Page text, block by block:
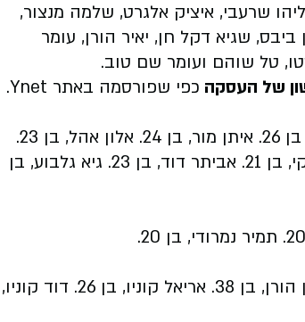
שרעבי, איציק אלגרט, שלמה מנצור,
ביבס, שגיא דקל חן, יאיר הורן, עומר
טל שוהם ועומר שם טוב.
של העסקה כפי שפורסמה באתר Ynet.
אלקנה בוחבוט, בן 35. בר קופרשטיין, בן 22. שגב כלפון, בן 26. איתן מור, בן 24. אלון אהל, בן 23.
יוסף חיים אוחנה, בן 24. אבינתן אור, בן 31. רום ברסלבסקי, בן 21. אביתר דוד, בן 23. גיא גלבוע, בן
מתן צנגאוקר, בן 25. זיו וגלי ברמן התאומים, בני 27. איתן הורן, בן 38. אריאל קוניו, בן 26. דוד קוניו,